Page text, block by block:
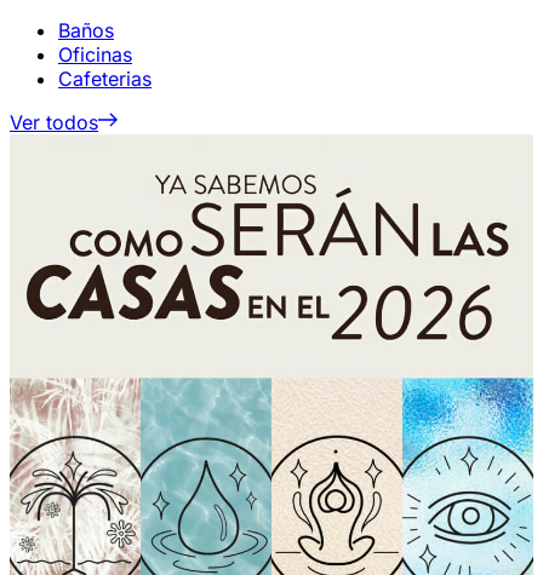
Baños
Oficinas
Cafeterias
Ver todos